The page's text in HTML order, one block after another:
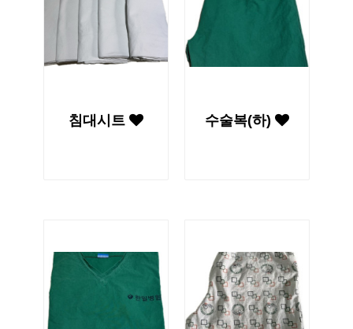
침대시트 수술복(하)